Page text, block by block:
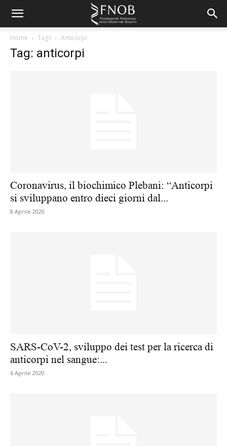
Home Tags Anticorpi
Tag: anticorpi
Coronavirus, il biochimico Plebani: “Anticorpi
si sviluppano entro dieci giorni dal...
8 Aprile 2020
SARS-CoV-2, sviluppo dei test per la ricerca di
anticorpi nel sangue:...
6 Aprile 2020